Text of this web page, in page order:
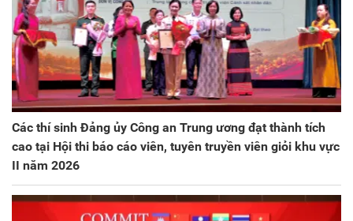
Các thí sinh Đảng ủy Công an Trung ương đạt thành tích
cao tại Hội thi báo cáo viên, tuyên truyền viên giỏi khu vực
II năm 2026